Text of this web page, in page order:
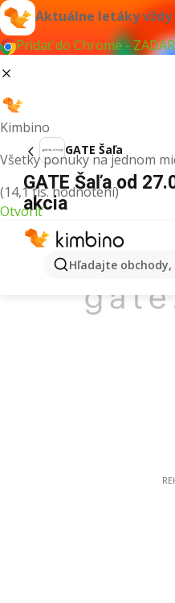
Aktuálne letáky vždy
Pridať do Chrome -
Kimbino
Všetky ponuky na jednom
(14,1 tis. hodnotení)
Otvoriť
Hľadajte
GATE Šaľa
GATE Šaľa od
akcia